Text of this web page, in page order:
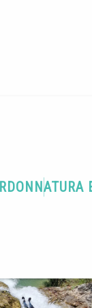
NATURA